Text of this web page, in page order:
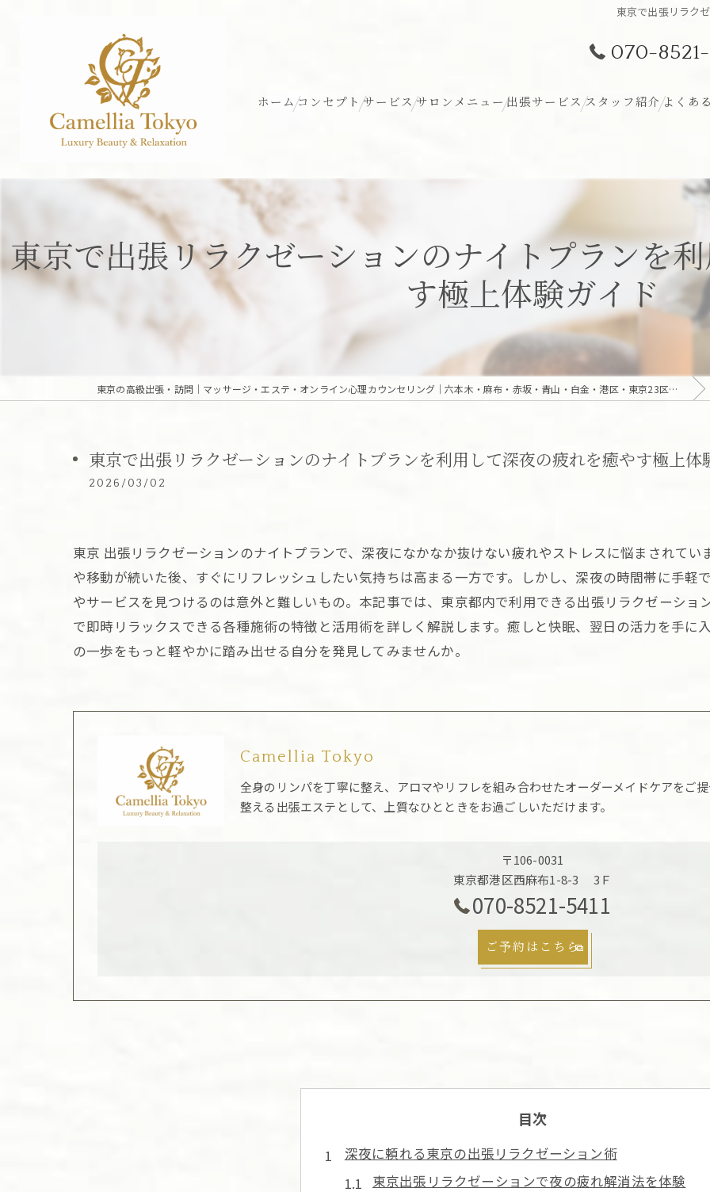
東京で出張リラク
070-8521-
ホーム コンセプト サービス サロンメニュー 出張サービス スタッフ紹介 よくあ
東京で出張リラクゼーションのナイトプランを
す極上体験ガイド
東京の高級出張・訪問｜マッサージ・エステ・オンライン心理カウンセリング｜六本木・麻布・赤坂・青山・白金・港区・東京23区｜アロマオイルとディープリンパで贅沢なひとときを「Camellia Tokyo（カメリア東京）」
東京で出張リラクゼーションのナイトプランを利用して深夜の疲れを癒やす極上体
2026/03/02
東京 出張リラクゼーションのナイトプランで、深夜になかなか抜けない疲れやストレスに悩まされて
や移動が続いた後、すぐにリフレッシュしたい気持ちは高まる一方です。しかし、深夜の時間帯に手軽
やサービスを見つけるのは意外と難しいもの。本記事では、東京都内で利用できる出張リラクゼーショ
で即時リラックスできる各種施術の特徴と活用術を詳しく解説します。癒しと快眠、翌日の活力を手に
の一歩をもっと軽やかに踏み出せる自分を発見してみませんか。
Camellia Tokyo
全身のリンパを丁寧に整え、アロマやリフレを組み合わせたオーダーメイドケアをご
整える出張エステとして、上質なひとときをお過ごしいただけます。
〒106-0031
東京都港区西麻布1-8-3 3Ｆ
070-8521-5411
ご予約はこちら
目次
深夜に頼れる東京の出張リラクゼーション術
東京出張リラクゼーションで夜の疲れ解消法を体験